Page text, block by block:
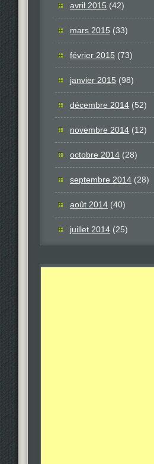
avril 2015 (42)
mars 2015 (33)
février 2015 (73)
janvier 2015 (98)
décembre 2014 (52)
novembre 2014 (12)
octobre 2014 (28)
septembre 2014 (28)
août 2014 (40)
juillet 2014 (25)